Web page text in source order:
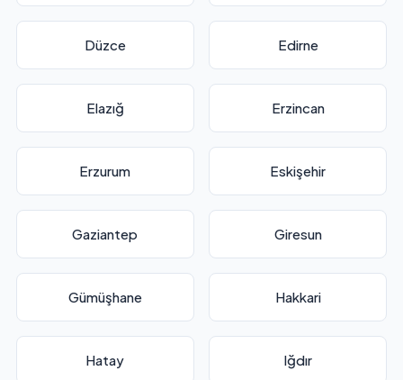
Düzce Edirne
Elazığ Erzincan
Erzurum Eskişehir
Gaziantep Giresun
Gümüşhane Hakkari
Hatay Iğdır